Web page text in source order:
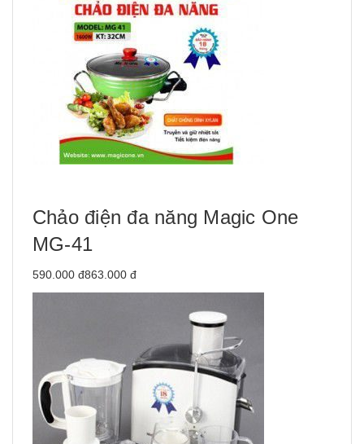
Chảo điện đa năng Magic One
MG-41
590.000 đ863.000 đ